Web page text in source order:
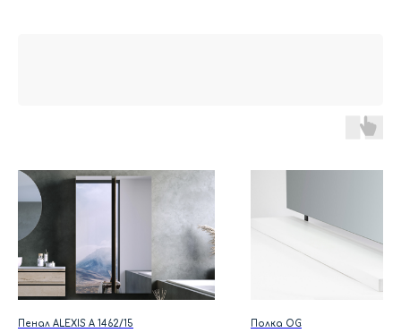
Пенал ALEXIS A 1462/15
Полка OG